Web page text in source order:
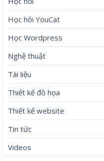
Học hỏi YouCat
Học Wordpress
Nghệ thuật
Tài liệu
Thiết kế đồ họa
Thiết kế website
Tin tức
Videos